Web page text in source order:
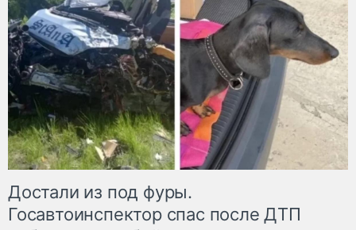
Достали из под фуры.
Госавтоинспектор спас после ДТП